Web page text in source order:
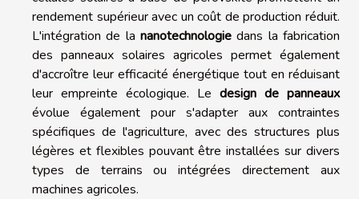
rendement supérieur avec un coût de production réduit.
L'intégration de la nanotechnologie dans la fabrication
des panneaux solaires agricoles permet également
d'accroître leur efficacité énergétique tout en réduisant
leur empreinte écologique. Le design de panneaux
évolue également pour s'adapter aux contraintes
spécifiques de l'agriculture, avec des structures plus
légères et flexibles pouvant être installées sur divers
types de terrains ou intégrées directement aux
machines agricoles.